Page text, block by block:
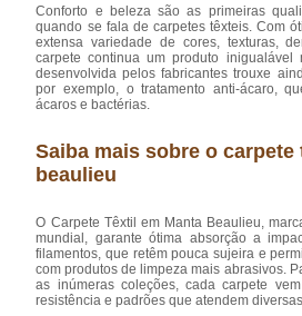
Conforto e beleza são as primeiras
quando se fala de carpetes têxteis. Com
extensa variedade de cores, texturas,
carpete continua um produto inigualável
desenvolvida pelos fabricantes trouxe
por exemplo, o tratamento anti-ácaro,
ácaros e bactérias.
Saiba mais sobre o
beaulieu
O Carpete Têxtil em Manta Beaulieu,
mundial, garante ótima absorção a
filamentos, que retêm pouca sujeira e
com produtos de limpeza mais abrasivos.
as inúmeras coleções, cada carpete
resistência e padrões que atendem